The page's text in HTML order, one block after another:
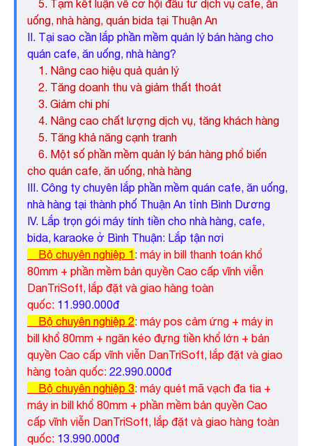
5. Tạm kết luận về cơ hội đầu tư dịch vụ cafe, ăn
uống, nhà hàng, quán bida tại Thuận An
II. Tại sao cần lắp phần mềm quản lý bán hàng cho
quán cafe, ăn uống, nhà hàng?
1. Nâng cao hiệu quả quản lý
2. Tăng doanh thu và giảm thất thoát
3. Giảm chi phí
4. Nâng cao chất lượng dịch vụ, tăng khách hàng
5. Tăng khả năng cạnh tranh
6. Một số phần mềm quản lý bán hàng phổ biến
cho quán cafe, ăn uống, nhà hàng
III. Công ty chuyên lắp phần mềm quán cafe, ăn uống,
nhà hàng tại thành phố Thuận An tỉnh Bình Dương
IV. Lắp trọn gói máy tính tiền cho nhà hàng, cafe,
bida, karaoke ở Bình Thuận: Lắp tận nơi
Bộ chuyên nghiệp 1: máy in bill thanh toán khổ
80mm + phần mềm bản quyền Cao cấp vĩnh viễn
DanTriSoft, lắp đặt và giao hàng toàn
quốc: 11.990.000đ
Bộ chuyên nghiệp 2: máy pos cảm ứng + máy in
bill khổ 80mm + ngăn kéo đựng tiền khổ lớn + bản
quyền Cao cấp vĩnh viễn DanTriSoft, lắp đặt và giao
hàng toàn quốc: 22.990.000đ
Bộ chuyên nghiệp 3: máy quét mã vạch đa tia +
máy in bill khổ 80mm + phần mềm bản quyền Cao
cấp vĩnh viễn DanTriSoft, lắp đặt và giao hàng toàn
quốc: 13.990.000đ